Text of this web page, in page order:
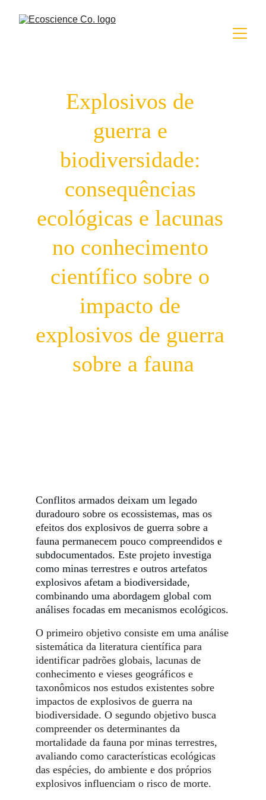
Explosivos de
guerra e
biodiversidade:
consequências
ecológicas e lacunas
no conhecimento
científico sobre o
impacto de
explosivos de guerra
sobre a fauna
Conflitos armados deixam um legado
duradouro sobre os ecossistemas, mas os
efeitos dos explosivos de guerra sobre a
fauna permanecem pouco compreendidos e
subdocumentados. Este projeto investiga
como minas terrestres e outros artefatos
explosivos afetam a biodiversidade,
combinando uma abordagem global com
análises focadas em mecanismos ecológicos.
O primeiro objetivo consiste em uma análise
sistemática da literatura científica para
identificar padrões globais, lacunas de
conhecimento e vieses geográficos e
taxonômicos nos estudos existentes sobre
impactos de explosivos de guerra na
biodiversidade. O segundo objetivo busca
compreender os determinantes da
mortalidade da fauna por minas terrestres,
avaliando como características ecológicas
das espécies, do ambiente e dos próprios
explosivos influenciam o risco de morte.